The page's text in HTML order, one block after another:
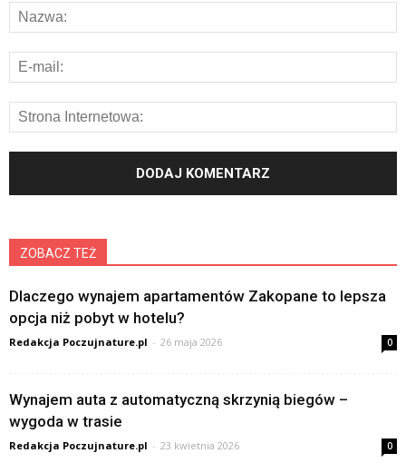
ZOBACZ TEŻ
Dlaczego wynajem apartamentów Zakopane to lepsza
opcja niż pobyt w hotelu?
Redakcja Poczujnature.pl - 26 maja 2026 0
Wynajem auta z automatyczną skrzynią biegów –
wygoda w trasie
Redakcja Poczujnature.pl - 23 kwietnia 2026 0